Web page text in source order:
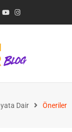
Dair Öneriler